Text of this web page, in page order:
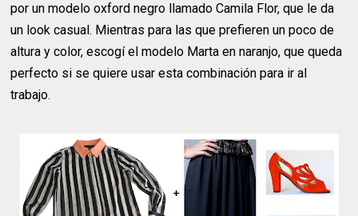
por un modelo oxford negro llamado Camila Flor, que le da
un look casual. Mientras para las que prefieren un poco de
altura y color, escogí el modelo Marta en naranjo, que queda
perfecto si se quiere usar esta combinación para ir al
trabajo.